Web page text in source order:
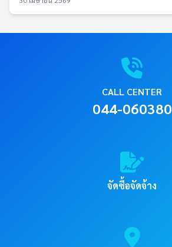
CALL CENTER
044-060380
จัดซื้อจัดจ้าง